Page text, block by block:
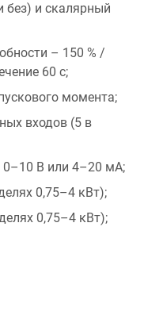
без) и скалярный
– 150 % /
60 с;
момента;
входов (5 в
0–10 В или 4–20 мA;
0,75–4 кВт);
0,75–4 кВт);